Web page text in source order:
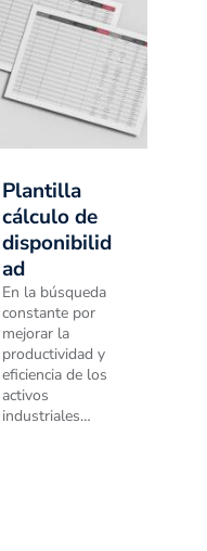
Plantilla
cálculo de
disponibilid
ad
En la búsqueda
constante por
mejorar la
productividad y
eficiencia de los
activos
industriales…